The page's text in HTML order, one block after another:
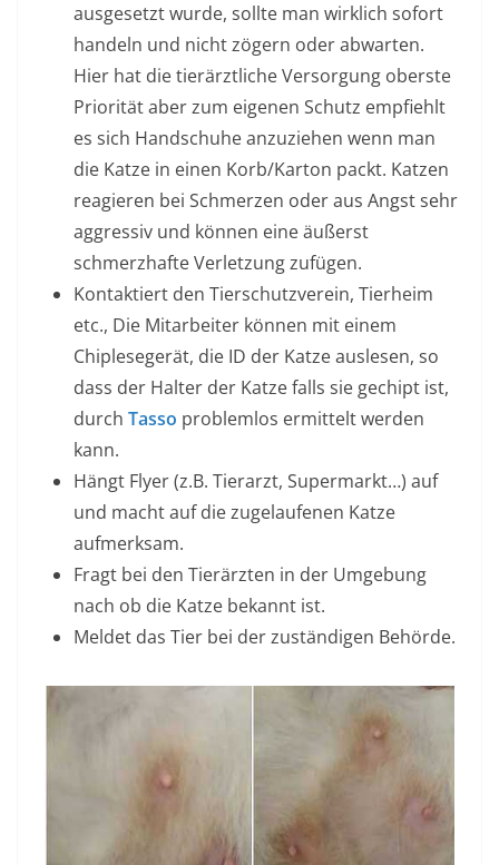
ausgesetzt wurde, sollte man wirklich sofort
handeln und nicht zögern oder abwarten.
Hier hat die tierärztliche Versorgung oberste
Priorität aber zum eigenen Schutz empfiehlt
es sich Handschuhe anzuziehen wenn man
die Katze in einen Korb/Karton packt. Katzen
reagieren bei Schmerzen oder aus Angst sehr
aggressiv und können eine äußerst
schmerzhafte Verletzung zufügen.
Kontaktiert den Tierschutzverein, Tierheim
etc., Die Mitarbeiter können mit einem
Chiplesegerät, die ID der Katze auslesen, so
dass der Halter der Katze falls sie gechipt ist,
durch Tasso problemlos ermittelt werden
kann.
Hängt Flyer (z.B. Tierarzt, Supermarkt…) auf
und macht auf die zugelaufenen Katze
aufmerksam.
Fragt bei den Tierärzten in der Umgebung
nach ob die Katze bekannt ist.
Meldet das Tier bei der zuständigen Behörde.